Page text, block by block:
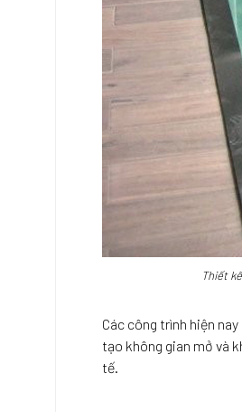
Thiết
Các công trình hiện
tạo không gian mở và
tế.